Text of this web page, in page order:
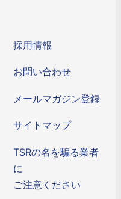
採用情報
お問い合わせ
メールマガジン登録
サイトマップ
TSRの名を騙る業者
に
ご注意ください